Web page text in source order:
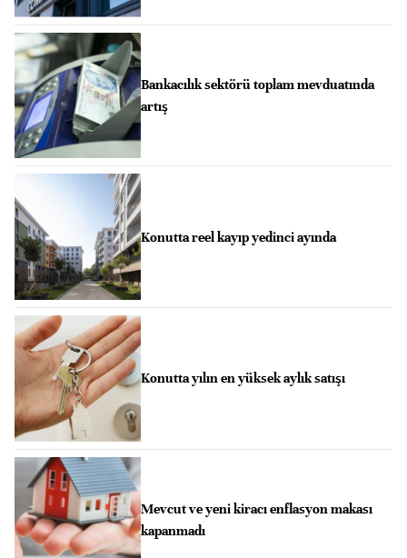
Bankacılık sektörü toplam mevduatında
artış
Konutta reel kayıp yedinci ayında
Konutta yılın en yüksek aylık satışı
Mevcut ve yeni kiracı enflasyon makası
kapanmadı